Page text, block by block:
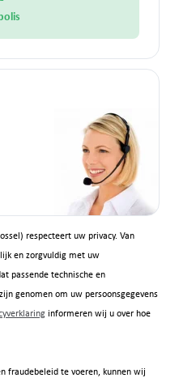
respecteert uw privacy. Van
en zorgvuldig met uw
passende technische en
genomen om uw persoonsgegevens
informeren wij u over hoe
fraudebeleid te voeren, kunnen wij